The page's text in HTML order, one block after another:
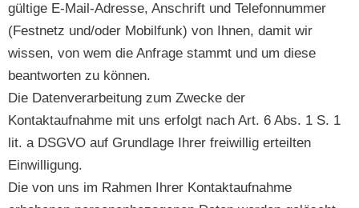
gültige E-Mail-Adresse, Anschrift und Telefonnummer
(Festnetz und/oder Mobilfunk) von Ihnen, damit wir
wissen, von wem die Anfrage stammt und um diese
beantworten zu können.
Die Datenverarbeitung zum Zwecke der
Kontaktaufnahme mit uns erfolgt nach Art. 6 Abs. 1 S. 1
lit. a DSGVO auf Grundlage Ihrer freiwillig erteilten
Einwilligung.
Die von uns im Rahmen Ihrer Kontaktaufnahme